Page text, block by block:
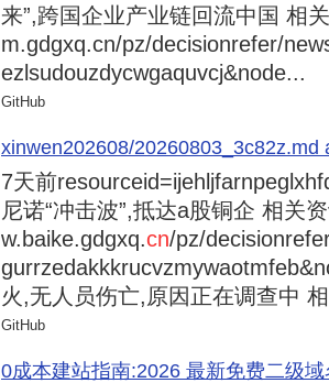
来”,跨国企业产业链回流中国 相
m.gdgxq.cn/pz/decisionrefer/
ezlsudouzdycwgaquvcj&node...
GitHub
xinwen202608/20260803_3c82z.md
7天前
尼诺“冲击波”,抵达a股铜企 相关
w.baike.gdgxq.cn/pz/
火,无人员伤亡,原因正在调查中
GitHub
0成本建站指南:2026 最新免费二级